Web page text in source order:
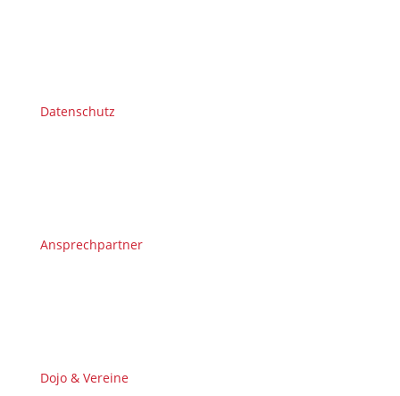
Datenschutz
Ansprechpartner
Dojo & Vereine